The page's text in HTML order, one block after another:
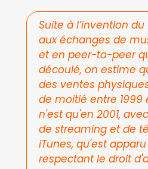
Suite à l’invention
aux échanges de
et en peer-to-peer
découlé, on estime
des ventes
de moitié entre 1999
n'est qu'en 2001,
de streaming et de
iTunes, qu'est
respectant le droit